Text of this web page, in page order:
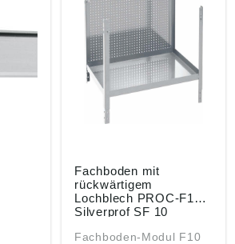
Fachboden mit
rückwärtigem
Lochblech PROC-F10
Silverprof SF 10
Fachboden-Modul F10